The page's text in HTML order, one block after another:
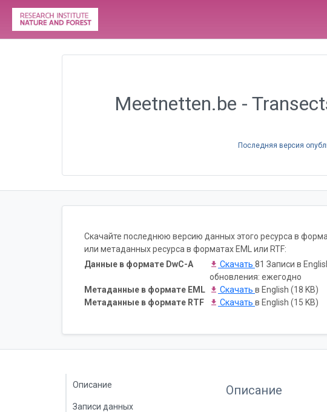
Meetnetten.be -
Последняя версия
Скачайте последнюю версию данных этого ресурса в
или метаданных ресурса в форматах EML или RTF:
Данные в формате DwC-A
Скачать 81 Записи в
обновления: ежегодно
Метаданные в формате EML
Скачать в English (18 KB)
Метаданные в формате RTF
Скачать в English (15 KB)
Описание
Записи данных
Описание